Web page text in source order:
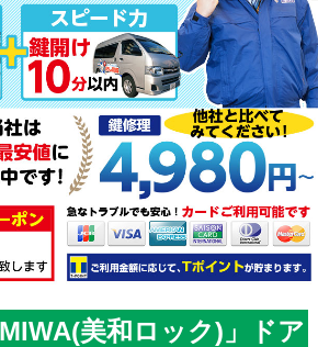
MIWA(美和ロック)」ドア